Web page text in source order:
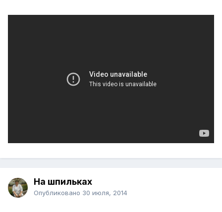
На шпильках
Опубликовано 30 июля, 2014